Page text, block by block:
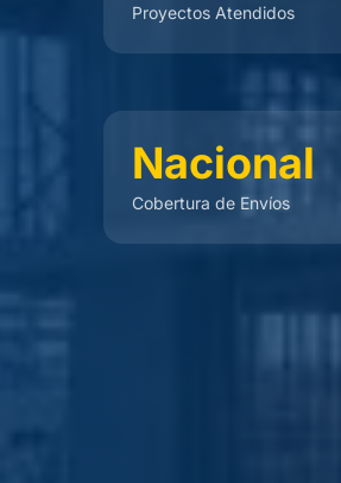
Proyectos Atendidos
Nacional
Cobertura de Envíos